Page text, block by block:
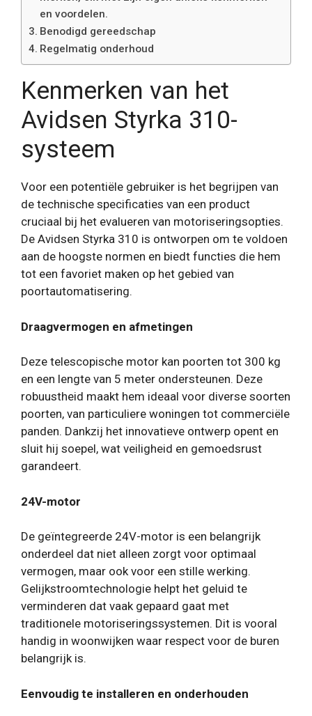
en voordelen.
Benodigd gereedschap
Regelmatig onderhoud
Kenmerken van het
Avidsen Styrka 310-
systeem
Voor een potentiële gebruiker is het begrijpen van
de technische specificaties van een product
cruciaal bij het evalueren van motoriseringsopties.
De Avidsen Styrka 310 is ontworpen om te voldoen
aan de hoogste normen en biedt functies die hem
tot een favoriet maken op het gebied van
poortautomatisering.
Draagvermogen en afmetingen
Deze telescopische motor kan poorten tot 300 kg
en een lengte van 5 meter ondersteunen. Deze
robuustheid maakt hem ideaal voor diverse soorten
poorten, van particuliere woningen tot commerciële
panden. Dankzij het innovatieve ontwerp opent en
sluit hij soepel, wat veiligheid en gemoedsrust
garandeert.
24V-motor
De geïntegreerde 24V-motor is een belangrijk
onderdeel dat niet alleen zorgt voor optimaal
vermogen, maar ook voor een stille werking.
Gelijkstroomtechnologie helpt het geluid te
verminderen dat vaak gepaard gaat met
traditionele motoriseringssystemen. Dit is vooral
handig in woonwijken waar respect voor de buren
belangrijk is.
Eenvoudig te installeren en onderhouden